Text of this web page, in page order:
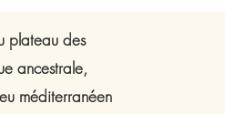
plateau des
ancestrale,
méditerranéen